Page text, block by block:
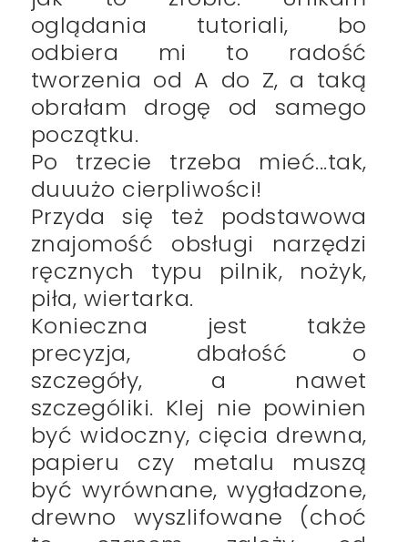
oglądania tutoriali, bo
odbiera mi to radość
tworzenia od A do Z, a taką
obrałam drogę od samego
początku.
Po trzecie trzeba mieć...tak,
duuużo cierpliwości!
Przyda się też podstawowa
znajomość obsługi narzędzi
ręcznych typu pilnik, nożyk,
piła, wiertarka.
Konieczna jest także
precyzja, dbałość o
szczegóły, a nawet
szczególiki. Klej nie powinien
być widoczny, cięcia drewna,
papieru czy metalu muszą
być wyrównane, wygładzone,
drewno wyszlifowane (choć